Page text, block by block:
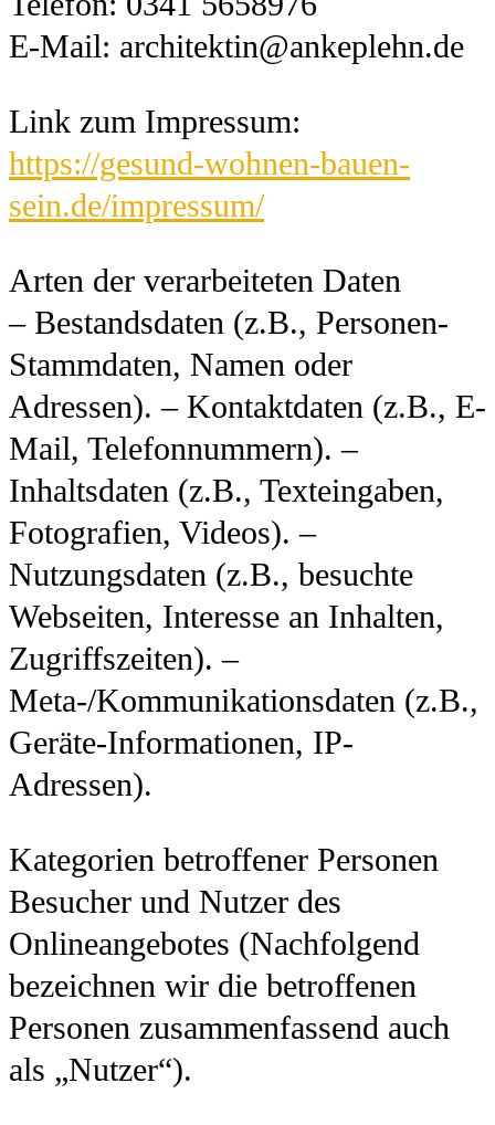
E-Mail: architektin@ankeplehn.de
Link zum Impressum:
https://gesund-wohnen-bauen-
sein.de/impressum/
Arten der verarbeiteten Daten
– Bestandsdaten (z.B., Personen-
Stammdaten, Namen oder
Adressen). – Kontaktdaten (z.B., E-
Mail, Telefonnummern). –
Inhaltsdaten (z.B., Texteingaben,
Fotografien, Videos). –
Nutzungsdaten (z.B., besuchte
Webseiten, Interesse an Inhalten,
Zugriffszeiten). –
Meta-/Kommunikationsdaten (z.B.,
Geräte-Informationen, IP-
Adressen).
Kategorien betroffener Personen
Besucher und Nutzer des
Onlineangebotes (Nachfolgend
bezeichnen wir die betroffenen
Personen zusammenfassend auch
als „Nutzer“).